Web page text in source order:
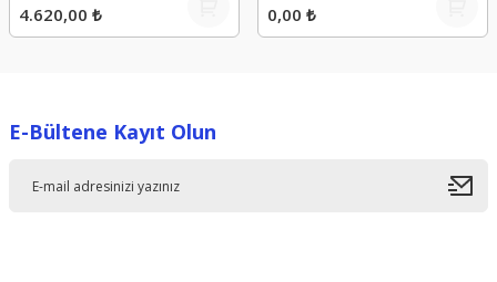
4.620,00 ₺ 0,00 ₺
E-Bültene Kayıt Olun